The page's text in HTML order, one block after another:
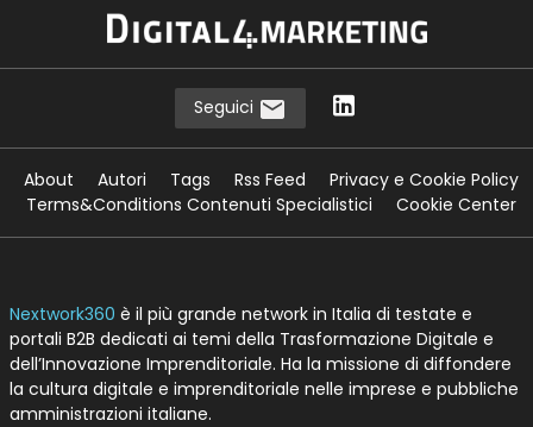
Seguici
About Autori Tags Rss Feed
Privacy e Cookie Policy
Terms&Conditions Contenuti Specialistici
Cookie Center
Nextwork360 è il più grande network in Italia di testate e
portali B2B dedicati ai temi della Trasformazione Digitale e
dell’Innovazione Imprenditoriale. Ha la missione di diffondere
la cultura digitale e imprenditoriale nelle imprese e pubbliche
amministrazioni italiane.